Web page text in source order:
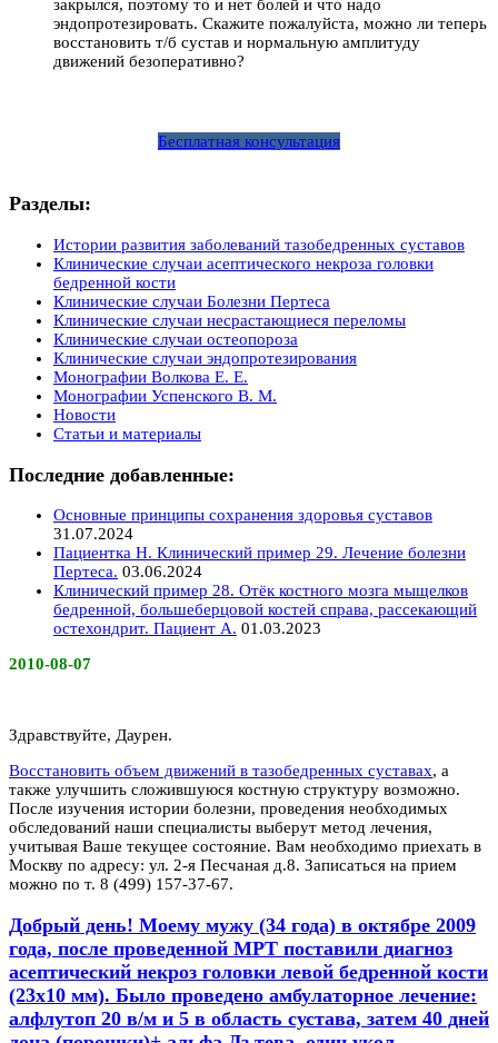
закрылся, поэтому то и нет болей и что надо
эндопротезировать. Скажите пожалуйста, можно ли теперь
восстановить т/б сустав и нормальную амплитуду
движений безоперативно?
Бесплатная консультация
Разделы:
Истории развития заболеваний тазобедренных суставов
Клинические случаи асептического некроза головки
бедренной кости
Клинические случаи Болезни Пертеса
Клинические случаи несрастающиеся переломы
Клинические случаи остеопороза
Клинические случаи эндопротезирования
Монографии Волкова Е. Е.
Монографии Успенского В. М.
Новости
Статьи и материалы
Последние добавленные:
Основные принципы сохранения здоровья суставов
31.07.2024
Пациентка Н. Клинический пример 29. Лечение болезни
Пертеса. 03.06.2024
Клинический пример 28. Отёк костного мозга мыщелков
бедренной, большеберцовой костей справа, рассекающий
остехондрит. Пациент А. 01.03.2023
2010-08-07
Здравствуйте, Даурен.
Восстановить объем движений в тазобедренных суставах, а
также улучшить сложившуюся костную структуру возможно.
После изучения истории болезни, проведения необходимых
обследований наши специалисты выберут метод лечения,
учитывая Ваше текущее состояние. Вам необходимо приехать в
Москву по адресу: ул. 2-я Песчаная д.8. Записаться на прием
можно по т. 8 (499) 157-37-67.
Добрый день! Моему мужу (34 года) в октябре 2009
года, после проведенной МРТ поставили диагноз
асептический некроз головки левой бедренной кости
(23х10 мм). Было проведено амбулаторное лечение:
алфлутоп 20 в/м и 5 в область сустава, затем 40 дней